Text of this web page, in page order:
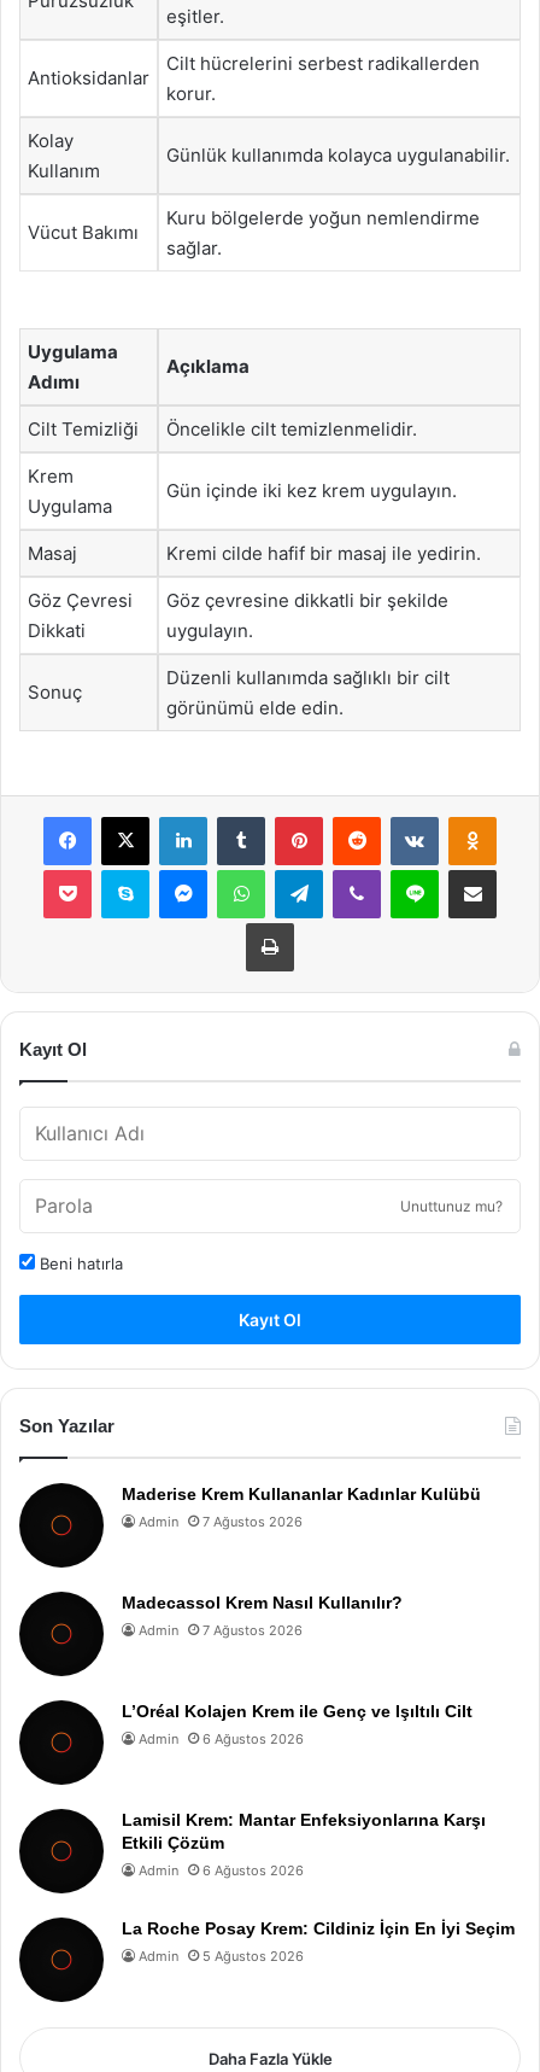
eşitler.
Antioksidanlar
Cilt hücrelerini serbest radikallerden
korur.
Kolay
Kullanım
Günlük kullanımda kolayca uygulanabilir.
Vücut Bakımı
Kuru bölgelerde yoğun nemlendirme
sağlar.
Uygulama
Adımı
Açıklama
Cilt Temizliği Öncelikle cilt temizlenmelidir.
Krem
Uygulama
Gün içinde iki kez krem uygulayın.
Masaj Kremi cilde hafif bir masaj ile yedirin.
Göz Çevresi
Dikkati
Göz çevresine dikkatli bir şekilde
uygulayın.
Sonuç
Düzenli kullanımda sağlıklı bir cilt
görünümü elde edin.
Facebook
X LinkedInTumblr PinterestReddit VKontakte
Pocket Skype MessengerWhatsAppTelegramViber Line E-Posta ile
Yazdır
Kayıt Ol
Unuttunuz mu?
Beni hatırla
Kayıt Ol
Son Yazılar
Maderise Krem Kullananlar Kadınlar Kulübü
Admin 7 Ağustos 2026
Madecassol Krem Nasıl Kullanılır?
Admin 7 Ağustos 2026
L’Oréal Kolajen Krem ile Genç ve Işıltılı Cilt
Admin 6 Ağustos 2026
Lamisil Krem: Mantar Enfeksiyonlarına Karşı
Etkili Çözüm
Admin 6 Ağustos 2026
La Roche Posay Krem: Cildiniz İçin En İyi Seçim
Admin 5 Ağustos 2026
Daha Fazla Yükle